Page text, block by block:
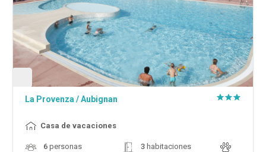
La Provenza /Aubignan
Casa de vacaciones
6personas 3habitaciones